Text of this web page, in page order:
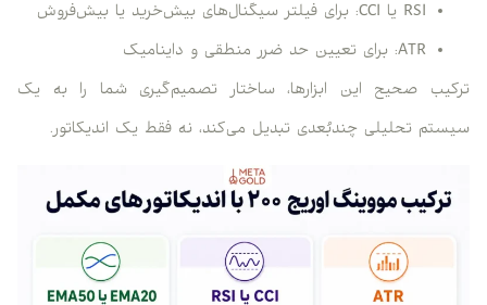
RSI یا CCI: برای فیلتر سیگنال‌های بیش‌خرید یا بیش‌فروش
ATR: برای تعیین حد ضرر منطقی و داینامیک
ترکیب صحیح این ابزارها، ساختار تصمیم‌گیری شما را به یک
سیستم تحلیلی چندبُعدی تبدیل می‌کند، نه فقط یک اندیکاتور.